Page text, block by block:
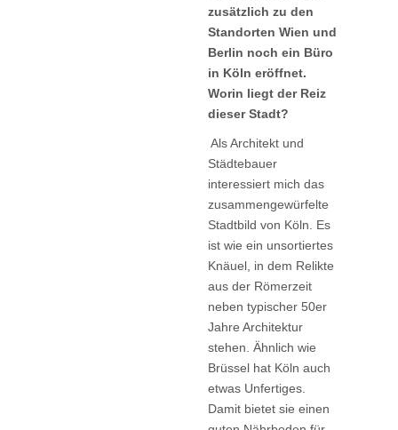
zusätzlich zu den
Standorten Wien und
Berlin noch ein Büro
in Köln eröffnet.
Worin liegt der Reiz
dieser Stadt?
Als Architekt und
Städtebauer
interessiert mich das
zusammengewürfelte
Stadtbild von Köln. Es
ist wie ein unsortiertes
Knäuel, in dem Relikte
aus der Römerzeit
neben typischer 50er
Jahre Architektur
stehen. Ähnlich wie
Brüssel hat Köln auch
etwas Unfertiges.
Damit bietet sie einen